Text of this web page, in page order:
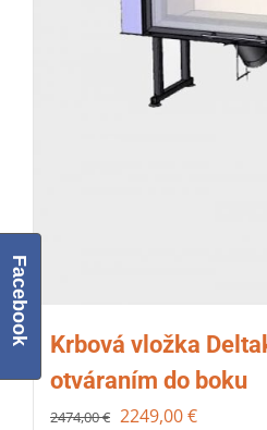
Krbová vložka
otváraním do boku
2474,00€ 2249,00€
Facebook